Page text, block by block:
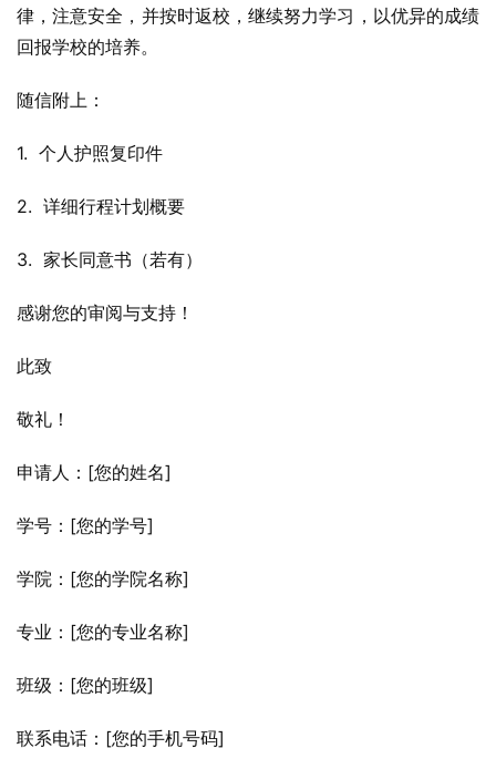
律，注意安全，并按时返校，继续努力学习，以优异的成绩
回报学校的培养。
随信附上：
1.  个人护照复印件
2.  详细行程计划概要
3.  家长同意书（若有）
感谢您的审阅与支持！
此致
敬礼！
申请人：[您的姓名]
学号：[您的学号]
学院：[您的学院名称]
专业：[您的专业名称]
班级：[您的班级]
联系电话：[您的手机号码]